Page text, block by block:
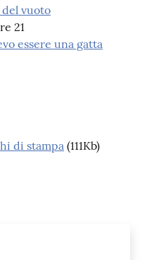
vuoto
21
essere una gatta
di stampa (111Kb)